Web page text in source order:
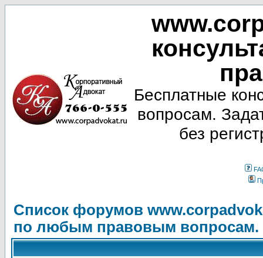
Бесплатные
вопросам.
без
Список форумов
по любым правовым вопросам.